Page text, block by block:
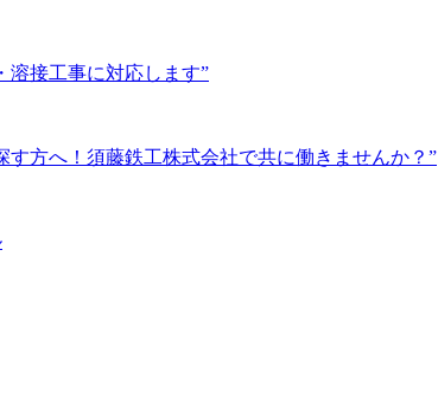
溶接工事に対応します”
方へ！須藤鉄工株式会社で共に働きませんか？”